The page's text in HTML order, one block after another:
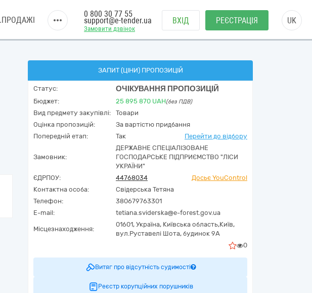
Замовити дзвінок
0 800 30 77 55
support@e-tender.ua ВХІД РЕЄСТРАЦІЯ UK
ЗАПИТ (ЦІНИ) ПРОПОЗИЦІЙ
Статус: ОЧІКУВАННЯ ПРОПОЗИЦІЙ
Бюджет: 25 895 870 UAH(без ПДВ)
Вид предмету закупівлі:
Товари
Оцінка пропозицій:
За вартістю придбання
Попередній етап:
Так Перейти до відбору
Замовник:
ДЕРЖАВНЕ СПЕЦІАЛІЗОВАНЕ
ГОСПОДАРСЬКЕ ПІДПРИЄМСТВО "ЛІСИ
УКРАЇНИ"
ЄДРПОУ:
44768034
Досьє YouControl
Контактна особа:
Свідерська Тетяна
Телефон:
380679763301
E-mail:
tetiana.sviderska@e-forest.gov.ua
Місцезнаходження:
01601, Україна, Київська область,Київ,
вул.Руставелі Шота, будинок 9А
0
Витяг про відсутність судимості
Реєстр корупційних порушників